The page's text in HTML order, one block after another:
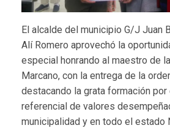
El alcalde del municipio G/J Juan
Alí Romero aprovechó la
especial honrando al maestro de
Marcano, con la entrega de la
destacando la grata formación
referencial de valores
municipalidad y en todo el estado